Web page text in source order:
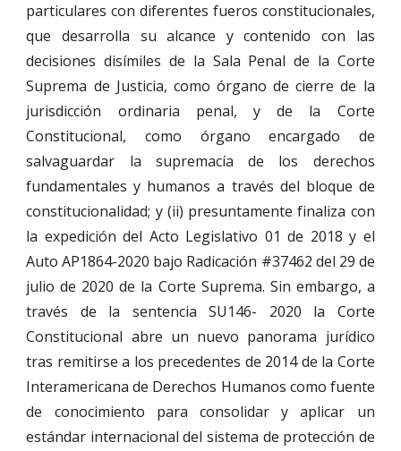
particulares con diferentes fueros constitucionales,
que desarrolla su alcance y contenido con las
decisiones disímiles de la Sala Penal de la Corte
Suprema de Justicia, como órgano de cierre de la
jurisdicción ordinaria penal, y de la Corte
Constitucional, como órgano encargado de
salvaguardar la supremacía de los derechos
fundamentales y humanos a través del bloque de
constitucionalidad; y (ii) presuntamente finaliza con
la expedición del Acto Legislativo 01 de 2018 y el
Auto AP1864-2020 bajo Radicación #37462 del 29 de
julio de 2020 de la Corte Suprema. Sin embargo, a
través de la sentencia SU146- 2020 la Corte
Constitucional abre un nuevo panorama jurídico
tras remitirse a los precedentes de 2014 de la Corte
Interamericana de Derechos Humanos como fuente
de conocimiento para consolidar y aplicar un
estándar internacional del sistema de protección de